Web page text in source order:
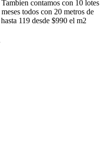
contamos con 10 lotes
todos con 20 metros de
119 desde $990 el m2